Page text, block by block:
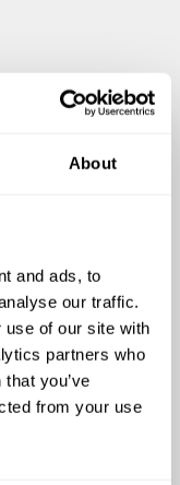
About
and ads, to
our traffic.
use of our site with
partners who
you’ve
from your use